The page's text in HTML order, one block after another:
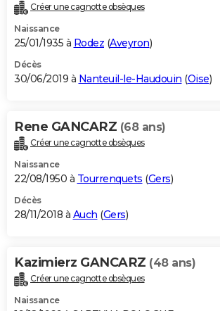
Créer une cagnotte obsèques
Naissance
25/01/1935 à Rodez (Aveyron)
Décès
30/06/2019 à Nanteuil-le-Haudouin (Oise)
Rene GANCARZ (68 ans)
Créer une cagnotte obsèques
Naissance
22/08/1950 à Tourrenquets (Gers)
Décès
28/11/2018 à Auch (Gers)
Kazimierz GANCARZ (48 ans)
Créer une cagnotte obsèques
Naissance